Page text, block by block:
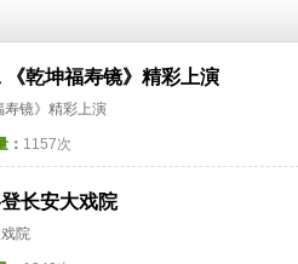
乾坤福寿镜》精彩上演
镜》精彩上演
： 1157次
长安大戏院
院